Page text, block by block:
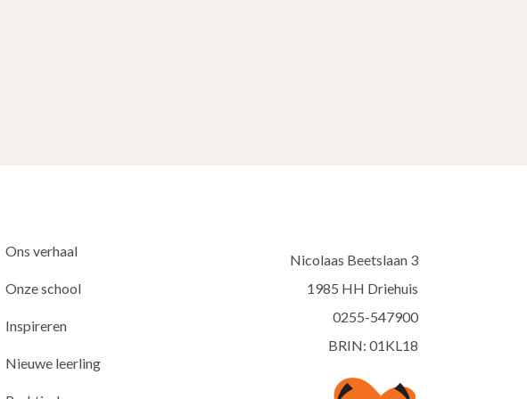
Ons verhaal
Onze school
Inspireren
Nieuwe leerling
Nicolaas Beetslaan 3
1985 HH Driehuis
0255-547900
BRIN: 01KL18